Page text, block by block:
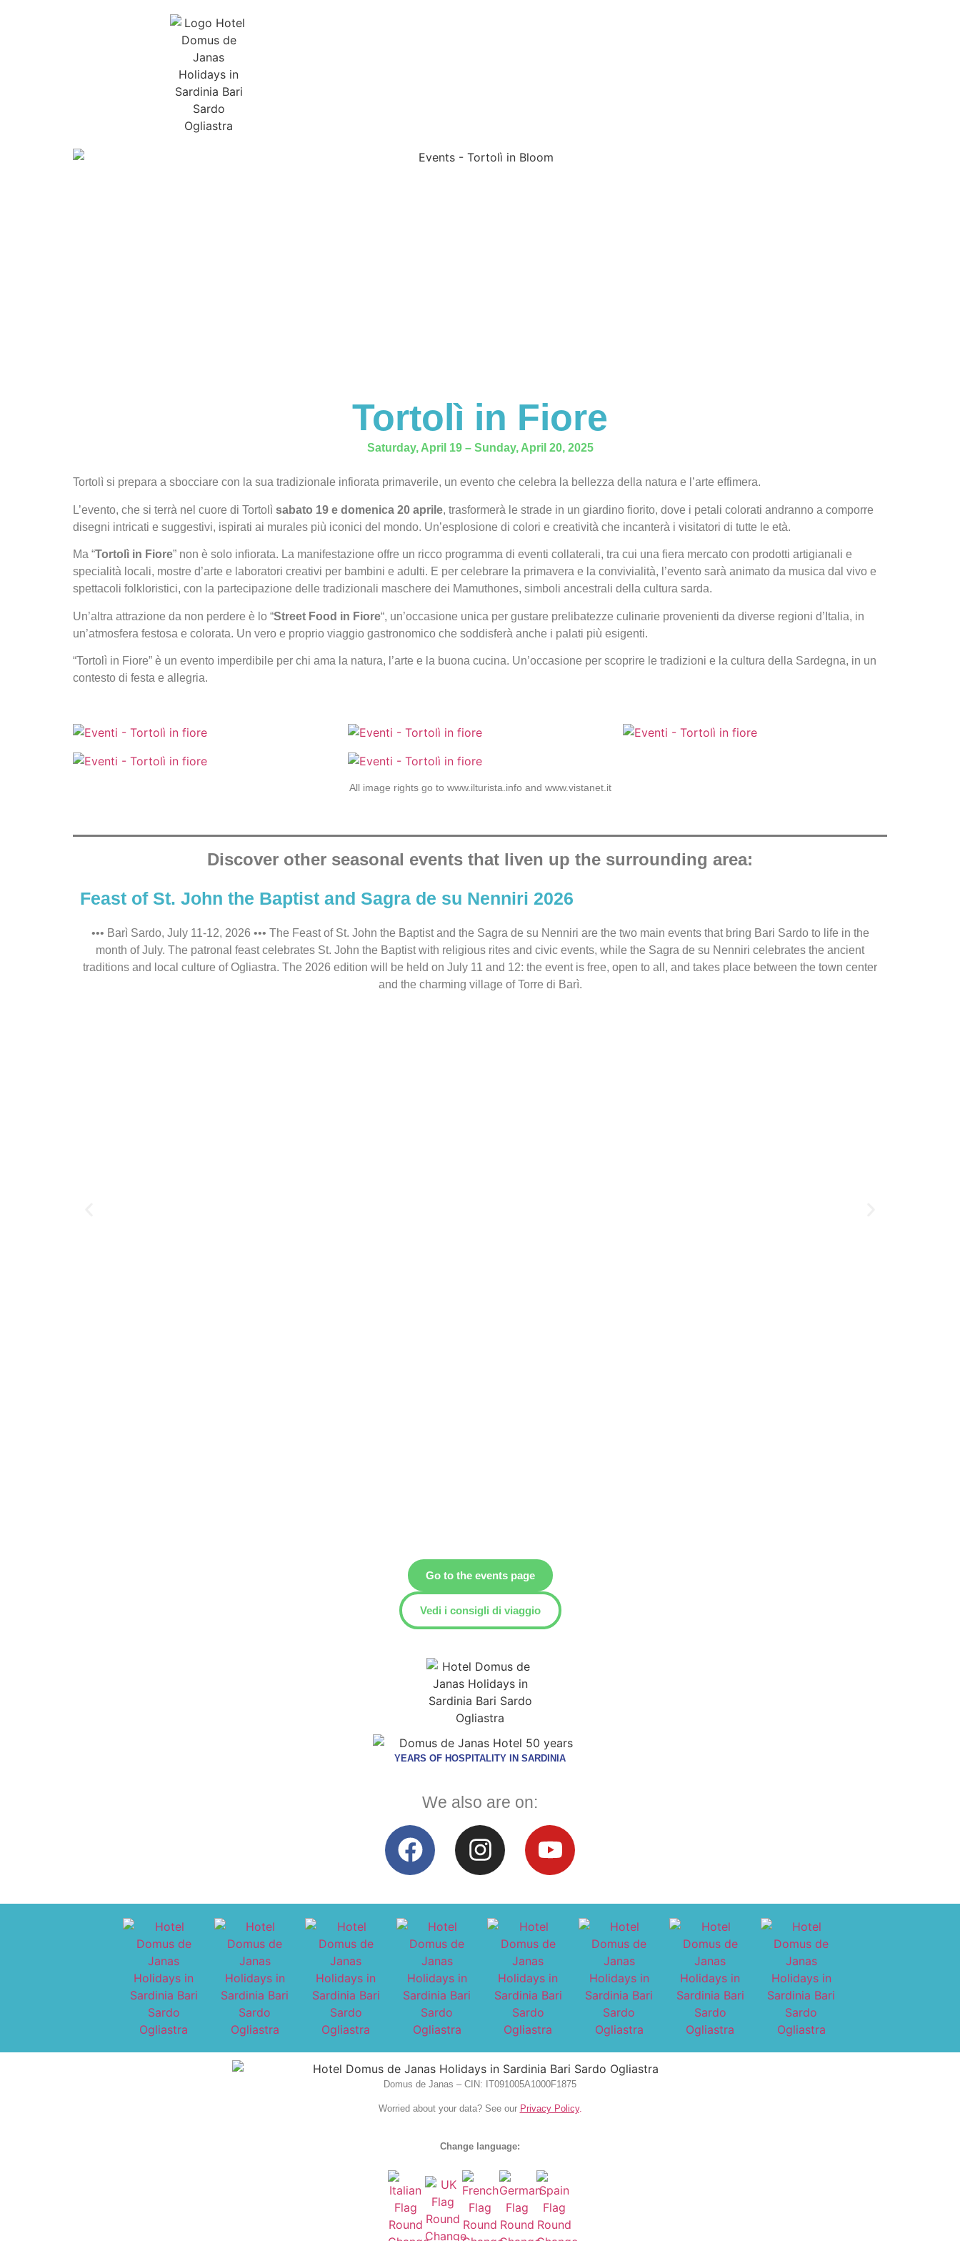
Tortolì in Fiore
Saturday, April 19 – Sunday, April 20, 2025
Tortolì si prepara a sbocciare con la sua tradizionale infiorata primaverile, un evento che celebra la bellezza della natura e l’arte effimera.
L’evento, che si terrà nel cuore di Tortolì sabato 19 e domenica 20 aprile, trasformerà le strade in un giardino fiorito, dove i petali colorati andranno a comporre
disegni intricati e suggestivi, ispirati ai murales più iconici del mondo. Un’esplosione di colori e creatività che incanterà i visitatori di tutte le età.
Ma “Tortolì in Fiore” non è solo infiorata. La manifestazione offre un ricco programma di eventi collaterali, tra cui una fiera mercato con prodotti artigianali e
specialità locali, mostre d’arte e laboratori creativi per bambini e adulti. E per celebrare la primavera e la convivialità, l’evento sarà animato da musica dal vivo e
spettacoli folkloristici, con la partecipazione delle tradizionali maschere dei Mamuthones, simboli ancestrali della cultura sarda.
Un’altra attrazione da non perdere è lo “Street Food in Fiore“, un’occasione unica per gustare prelibatezze culinarie provenienti da diverse regioni d’Italia, in
un’atmosfera festosa e colorata. Un vero e proprio viaggio gastronomico che soddisferà anche i palati più esigenti.
“Tortolì in Fiore” è un evento imperdibile per chi ama la natura, l’arte e la buona cucina. Un’occasione per scoprire le tradizioni e la cultura della Sardegna, in un
contesto di festa e allegria.
All image rights go to www.ilturista.info and www.vistanet.it
Discover other seasonal events that liven up the surrounding area:
Feast of St. John the Baptist and Sagra de su Nenniri 2026
••• Barì Sardo, July 11-12, 2026 ••• The Feast of St. John the Baptist and the Sagra de su Nenniri are the two main events that bring Bari Sardo to life in the
month of July. The patronal feast celebrates St. John the Baptist with religious rites and civic events, while the Sagra de su Nenniri celebrates the ancient
traditions and local culture of Ogliastra. The 2026 edition will be held on July 11 and 12: the event is free, open to all, and takes place between the town center
and the charming village of Torre di Barì.
Go to the events page
Vedi i consigli di viaggio
YEARS OF HOSPITALITY IN SARDINIA
We also are on:
Domus de Janas – CIN: IT091005A1000F1875
Worried about your data? See our Privacy Policy.
Change language: